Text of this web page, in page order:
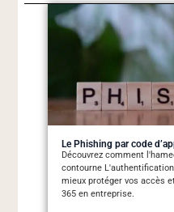
Le Phishing par code
Découvrez comment
contourne
mieux protéger vos accès
365 en entreprise.